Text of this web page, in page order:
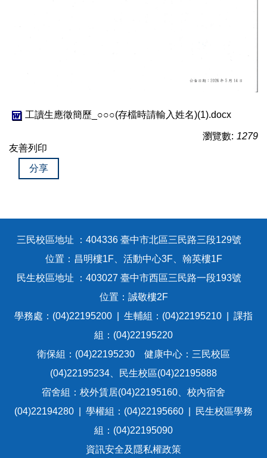
工讀生應徵簡歷_○○○(存檔時請輸入姓名)(1).docx
瀏覽數: 1279
友善列印
分享
三民校區地址 ：404336 臺中市北區三民路三段129號
位置：昌明樓1F、活動中心3F、翰英樓1F
民生校區地址 ：403027 臺中市西區三民路一段193號
位置：誠敬樓2F
學務處：(04)22195200 | 生輔組：(04)22195210 | 課指
組：(04)22195220
衛保組：(04)22195230 健康中心：三民校區
(04)22195234、民生校區(04)22195888
宿舍組：校外賃居(04)22195160、校內宿舍
(04)22194280 | 學權組：(04)22195660 | 民生校區學務
組：(04)22195090
資訊安全及隱私權政策